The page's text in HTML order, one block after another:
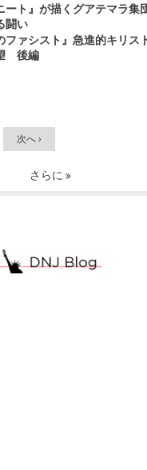
ート』が描くグアテマラ集
闘い
ファシスト』急進的キリス
後編
次へ ›
さらに